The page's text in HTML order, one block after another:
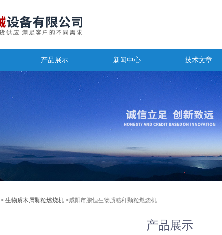
产品展示 新闻中心 技术文章
>生物质木屑颗粒燃烧机 >咸阳市鹏恒生物质秸秆颗粒燃烧机
产品展示